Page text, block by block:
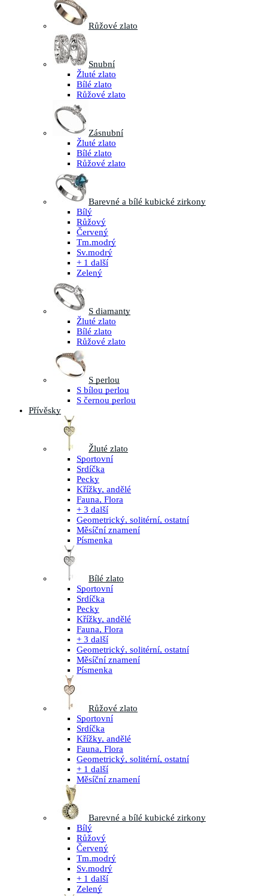
Růžové zlato
Snubní
Žluté zlato
Bílé zlato
Růžové zlato
Zásnubní
Žluté zlato
Bílé zlato
Růžové zlato
Barevné a bílé kubické zirkony
Bílý
Růžový
Červený
Tm.modrý
Sv.modrý
+ 1 další
Zelený
S diamanty
Žluté zlato
Bílé zlato
Růžové zlato
S perlou
S bílou perlou
S černou perlou
Přívěsky
Žluté zlato
Sportovní
Srdíčka
Pecky
Křížky, andělé
Fauna, Flora
+ 3 další
Geometrický, solitérní, ostatní
Měsíční znamení
Písmenka
Bílé zlato
Sportovní
Srdíčka
Pecky
Křížky, andělé
Fauna, Flora
+ 3 další
Geometrický, solitérní, ostatní
Měsíční znamení
Písmenka
Růžové zlato
Sportovní
Srdíčka
Křížky, andělé
Fauna, Flora
Geometrický, solitérní, ostatní
+ 1 další
Měsíční znamení
Barevné a bílé kubické zirkony
Bílý
Růžový
Červený
Tm.modrý
Sv.modrý
+ 1 další
Zelený